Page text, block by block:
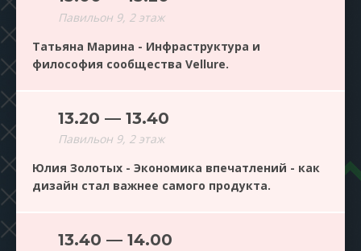
Павильон 9, 2 этаж
Татьяна Марина - Инфраструктура и
философия сообщества Vellure.
13.20 — 13.40
Павильон 9, 2 этаж
Юлия Золотых - Экономика впечатлений - как
дизайн стал важнее самого продукта.
13.40 — 14.00